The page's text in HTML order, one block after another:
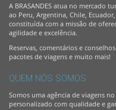
A BRASANDES atua no mercado
ao Peru, Argentina, Chile,
constituída com a missão de
agilidade e excelência.
Reservas, comentários e
pacotes de viagens e muito mais!
QUEM NÓS SOMOS
Somos uma agência de viagens
personalizado com qualidade e